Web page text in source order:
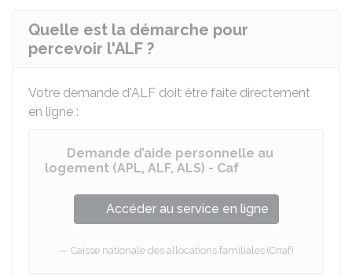
Quelle est la démarche pour
percevoir l'ALF ?
Votre demande d'ALF doit être faite directement
en ligne :
Demande d’aide personnelle au
logement (APL, ALF, ALS) - Caf
Accéder au service en ligne
Caisse nationale des allocations familiales (Cnaf)